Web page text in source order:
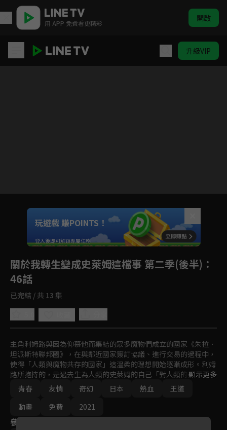
用 APP 免費看更精彩 開啟
升級VIP
Unmute
如有不便請見諒
玩遊戲 賺POINTS！
登入後即可解鎖專屬任務
關於我轉生變成史萊姆這檔事 第二季(後半) ：
46話
已完結 / 共 13 集
主角利姆路與因為仰慕他而集結的眾多魔物們成立的國家《朱拉．
坦派斯特聯邦國》，在與鄰近國家簽訂協議、進行交易的過程中，
使得「人類與魔物共存的國家」這溫柔的理想開始逐漸成形。利姆
路所抱持的，是過去生為人類的史萊姆的自己「對人類的善意」
…。但是這個世界，存在著明確的「對魔物的惡意」。面對這充滿
了不合理的現實，利姆路將面臨選擇。「不希望失去的東西是什
麼」――粉絲眾所期盼的轉生娛樂大作，即將進入呼風喚雨的新篇章！
顯示更多
青春
友情 奇幻 日本 熱血
王道
動畫
免費 2021
參與演員